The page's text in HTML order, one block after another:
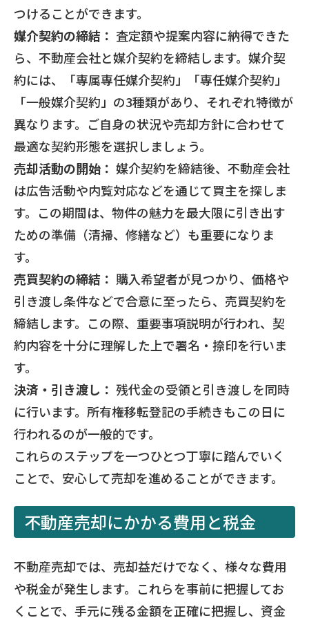
つけることができます。
媒介契約の締結： 査定額や提案内容に納得できた
ら、不動産会社と媒介契約を締結します。媒介契
約には、「専属専任媒介契約」「専任媒介契約」
「一般媒介契約」の3種類があり、それぞれ特徴が
異なります。ご自身の状況や売却方針に合わせて
最適な契約形態を選択しましょう。
売却活動の開始： 媒介契約を締結後、不動産会社
は広告活動や内覧対応などを通じて買主を探しま
す。この期間は、物件の魅力を最大限に引き出す
ための準備（清掃、修繕など）も重要になりま
す。
売買契約の締結： 購入希望者が見つかり、価格や
引き渡し条件などで合意に至ったら、売買契約を
締結します。この際、重要事項説明が行われ、契
約内容を十分に理解した上で署名・捺印を行いま
す。
決済・引き渡し： 残代金の受領と引き渡しを同時
に行います。所有権移転登記の手続きもこの日に
行われるのが一般的です。
これらのステップを一つひとつ丁寧に踏んでいく
ことで、安心して売却を進めることができます。
不動産売却にかかる費用と税金
不動産売却では、売却益だけでなく、様々な費用
や税金が発生します。これらを事前に把握してお
くことで、手元に残る金額を正確に把握し、資金